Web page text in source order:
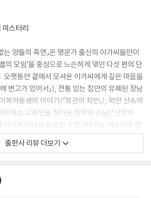
스터리
는 양들의 축연』은 명문가 출신의 아가씨들만이
의 모임’을 중심으로 느슨하게 엮인 다섯 편의 단
오랫동안 곁에서 모셔온 아가씨에게 깊은 마음을
변고가 있어서」), 전통 있는 집안의 유폐된 장남
복여동생의 이야기(「북관의 죄인」), 외딴 산속에
하는 고용인을 찾아온 뜻밖의 손님(「산장비
아가씨가 나눈 돈독한 우정(「다마노 이스즈의 명
하고 다시 부활하게 된 사연(「덧없는 양들의 만
우며, 그로테스크한 분위기가 돋보이는 각각의 단
현실을 혼동하는 덧없는 자들의 성역입니다. 너
출판사 리뷰 더보기